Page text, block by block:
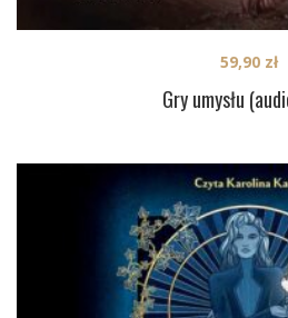
Gry umysłu
59,90 zł